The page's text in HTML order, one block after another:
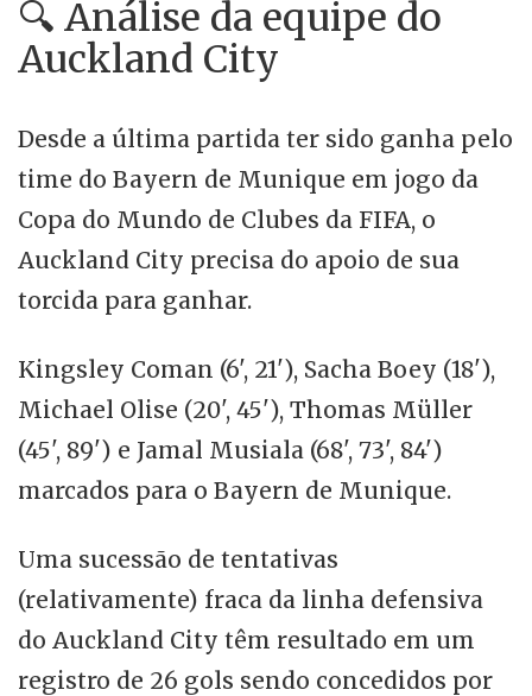
🔍 Análise da equipe do
Auckland City
Desde a última partida ter sido ganha pelo
time do Bayern de Munique em jogo da
Copa do Mundo de Clubes da FIFA, o
Auckland City precisa do apoio de sua
torcida para ganhar.
Kingsley Coman (6', 21'), Sacha Boey (18'),
Michael Olise (20', 45'), Thomas Müller
(45', 89') e Jamal Musiala (68', 73', 84')
marcados para o Bayern de Munique.
Uma sucessão de tentativas
(relativamente) fraca da linha defensiva
do Auckland City têm resultado em um
registro de 26 gols sendo concedidos por